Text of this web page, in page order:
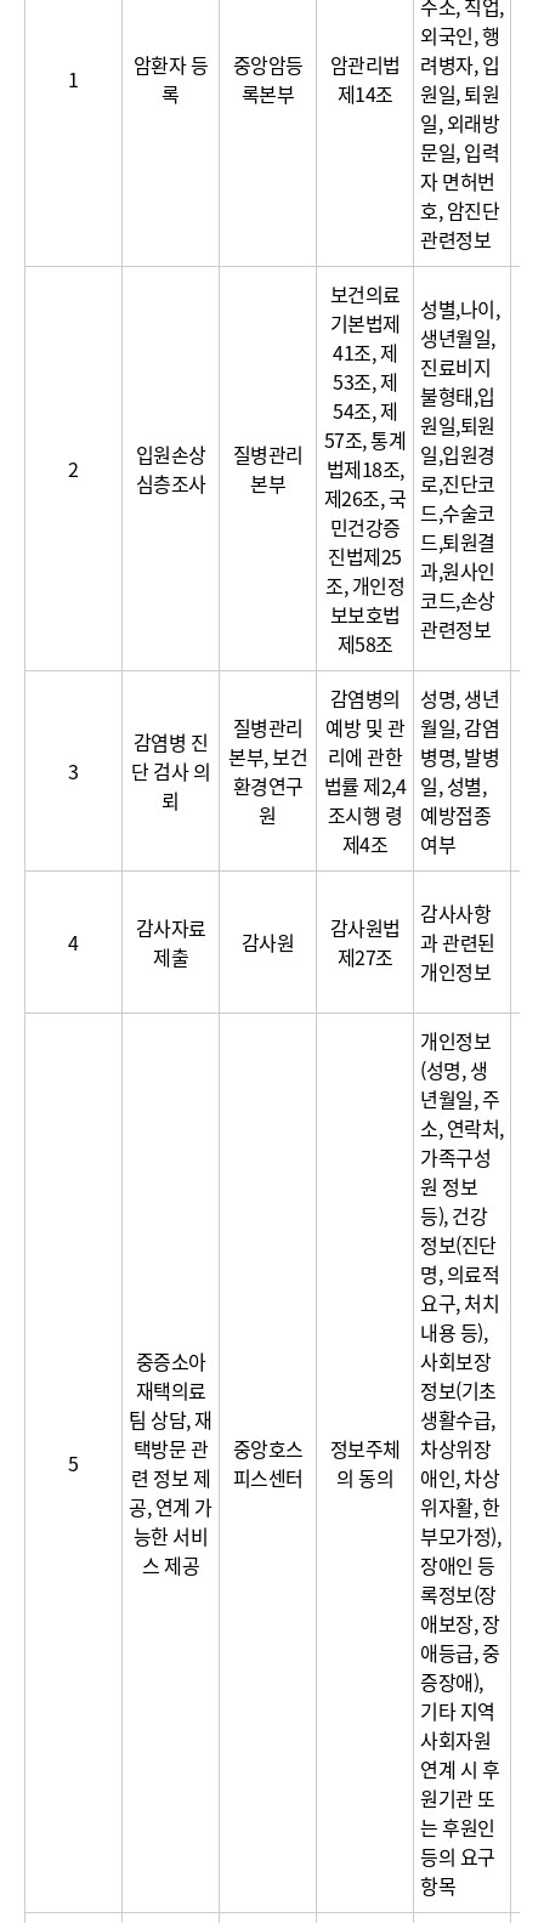
1
암환자 등
록
중앙암등
록본부
암관리법
제14조
외국인, 행
려병자, 입
원일, 퇴원
일, 외래방
문일, 입력
자 면허번
호, 암진단
관련정보
2
입원손상
심층조사
질병관리
본부
보건의료
기본법제
41조, 제
53조, 제
54조, 제
57조, 통계
법제18조,
제26조, 국
민건강증
진법제25
조, 개인정
보보호법
제58조
성별,나이,
생년월일,
진료비지
불형태,입
원일,퇴원
일,입원경
로,진단코
드,수술코
드,퇴원결
과,원사인
코드,손상
관련정보
3
감염병 진
단 검사 의
뢰
질병관리
본부, 보건
환경연구
원
감염병의
예방 및 관
리에 관한
법률 제2,4
조시행 령
제4조
성명, 생년
월일, 감염
병명, 발병
일, 성별,
예방접종
여부
4
감사자료
제출
감사원
감사원법
제27조
감사사항
과 관련된
개인정보
5
중증소아
재택의료
팀 상담, 재
택방문 관
련 정보 제
공, 연계 가
능한 서비
스 제공
중앙호스
피스센터
정보주체
의 동의
개인정보
(성명, 생
년월일, 주
소, 연락처,
가족구성
원 정보
등), 건강
정보(진단
명, 의료적
요구, 처치
내용 등),
사회보장
정보(기초
생활수급,
차상위장
애인, 차상
위자활, 한
부모가정),
장애인 등
록정보(장
애보장, 장
애등급, 중
증장애),
기타 지역
사회자원
연계 시 후
원기관 또
는 후원인
등의 요구
항목